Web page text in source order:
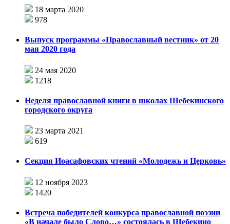
18 марта 2020
978
Выпуск программы «Православный вестник» от 20
мая 2020 года
24 мая 2020
1218
Неделя православной книги в школах Шебекинского
городского округа
23 марта 2021
619
Секция Иоасафовских чтений «Молодежь и Церковь»
12 ноября 2023
1420
Встреча победителей конкурса православной поэзии
«В начале было Слово…» состоялась в Шебекино